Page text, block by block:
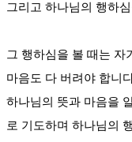
그리고 하나님의 행하
그 행하심을 볼 때는 자
마음도 다 버려야 합니
하나님의 뜻과 마음을
로 기도하며 하나님의